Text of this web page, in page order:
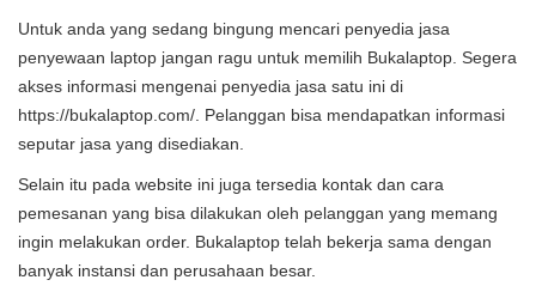
Untuk anda yang sedang bingung mencari penyedia jasa
penyewaan laptop jangan ragu untuk memilih Bukalaptop. Segera
akses informasi mengenai penyedia jasa satu ini di
https://bukalaptop.com/. Pelanggan bisa mendapatkan informasi
seputar jasa yang disediakan.
Selain itu pada website ini juga tersedia kontak dan cara
pemesanan yang bisa dilakukan oleh pelanggan yang memang
ingin melakukan order. Bukalaptop telah bekerja sama dengan
banyak instansi dan perusahaan besar.